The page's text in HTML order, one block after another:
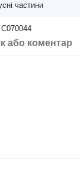
частини
або коментар